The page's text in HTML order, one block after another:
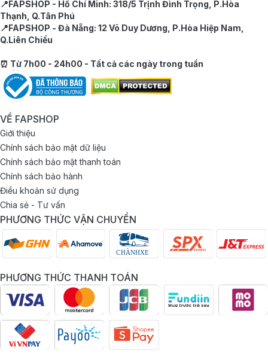
📍FAPSHOP - Hồ Chí Minh: 318/5 Trịnh Đình Trọng, P.Hòa
Thạnh, Q.Tân Phú
📍FAPSHOP - Đà Nẵng: 12 Võ Duy Dương, P.Hòa Hiệp Nam,
Q.Liên Chiểu
⏰ Từ 7h00 - 24h00 - Tất cả các ngày trong tuần
VỀ FAPSHOP
Giới thiệu
Chính sách bảo mật dữ liệu
Chính sách bảo mật thanh toán
Chính sách bảo hành
Điều khoản sử dụng
Chia sẻ - Tư vấn
PHƯƠNG THỨC VẬN CHUYỂN
PHƯƠNG THỨC THANH TOÁN